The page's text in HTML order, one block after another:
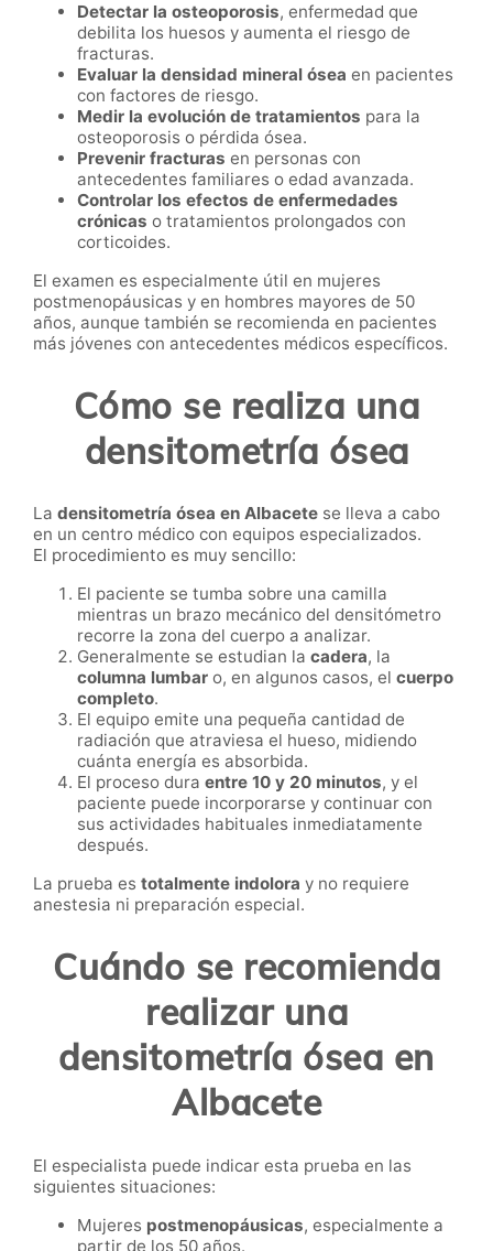
Detectar la osteoporosis, enfermedad que
debilita los huesos y aumenta el riesgo de
fracturas.
Evaluar la densidad mineral ósea en pacientes
con factores de riesgo.
Medir la evolución de tratamientos para la
osteoporosis o pérdida ósea.
Prevenir fracturas en personas con
antecedentes familiares o edad avanzada.
Controlar los efectos de enfermedades
crónicas o tratamientos prolongados con
corticoides.
El examen es especialmente útil en mujeres
postmenopáusicas y en hombres mayores de 50
años, aunque también se recomienda en pacientes
más jóvenes con antecedentes médicos específicos.
Cómo se realiza una
densitometría ósea
La densitometría ósea en Albacete se lleva a cabo
en un centro médico con equipos especializados.
El procedimiento es muy sencillo:
El paciente se tumba sobre una camilla
mientras un brazo mecánico del densitómetro
recorre la zona del cuerpo a analizar.
Generalmente se estudian la cadera, la
columna lumbar o, en algunos casos, el cuerpo
completo.
El equipo emite una pequeña cantidad de
radiación que atraviesa el hueso, midiendo
cuánta energía es absorbida.
El proceso dura entre 10 y 20 minutos, y el
paciente puede incorporarse y continuar con
sus actividades habituales inmediatamente
después.
La prueba es totalmente indolora y no requiere
anestesia ni preparación especial.
Cuándo se recomienda
realizar una
densitometría ósea en
Albacete
El especialista puede indicar esta prueba en las
siguientes situaciones:
Mujeres postmenopáusicas, especialmente a
partir de los 50 años.